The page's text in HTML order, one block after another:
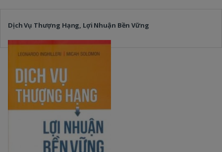
Dịch Vụ Thượng Hạng, Lợi Nhuận Bền Vững